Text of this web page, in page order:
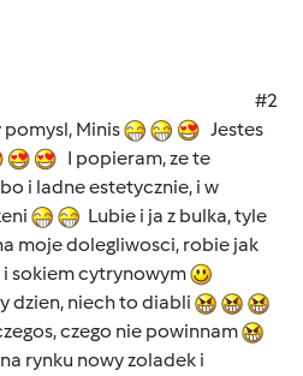
#2
Minis
Jestes
I popieram, ze te
i ladne estetycznie, i w
Lubie i ja z bulka, tyle
moje dolegliwosci, robie jak
i sokiem cytrynowym
dzien, niech to diabli
czego nie powinnam
rynku nowy zoladek i